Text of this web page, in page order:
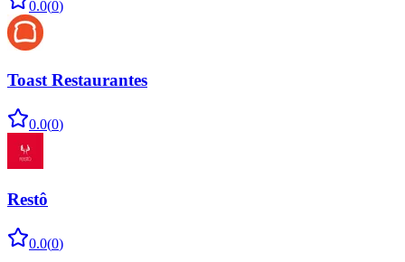
0.0(0)
Toast Restaurantes
0.0(0)
Restô
0.0(0)